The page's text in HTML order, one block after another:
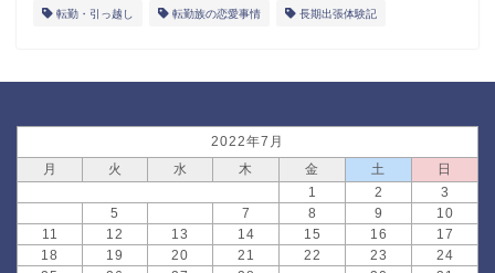
転勤・引っ越し 転勤族の恋愛事情 長期出張体験記
2022年7月
月
火 水 木 金 土
日
1
2
3
5 7 8 9
10
11
12 13 14 15 16
17
18
19 20 21 22 23
24